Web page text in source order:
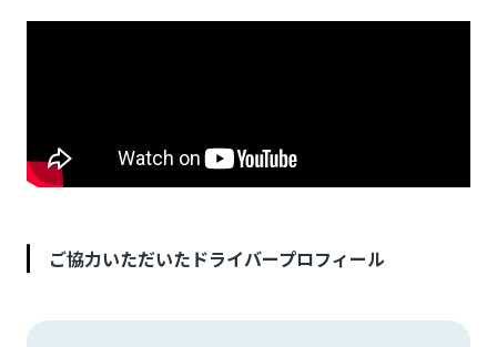
ご協力いただいたドライバープロフィール